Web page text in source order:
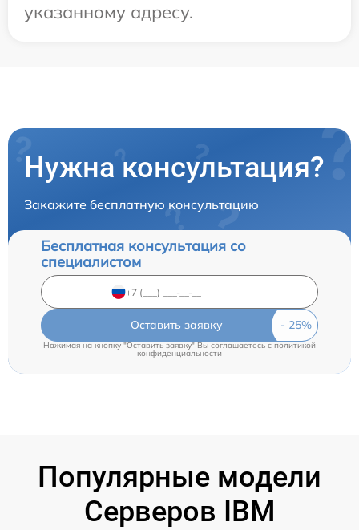
указанному адресу.
Нужна консультация?
Закажите бесплатную консультацию
Бесплатная консультация со
специалистом
Оставить заявку
Нажимая на кнопку "Оставить заявку" Вы соглашаетесь c политикой
конфиденциальности
Популярные модели
Серверов IBM